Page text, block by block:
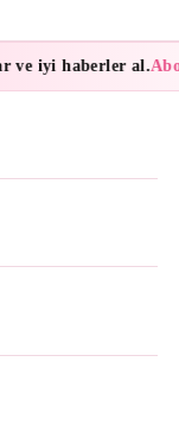
ve iyi haberler al.